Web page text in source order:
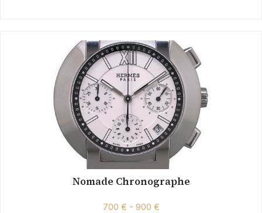
Nomade Chronographe
700 € - 900 €